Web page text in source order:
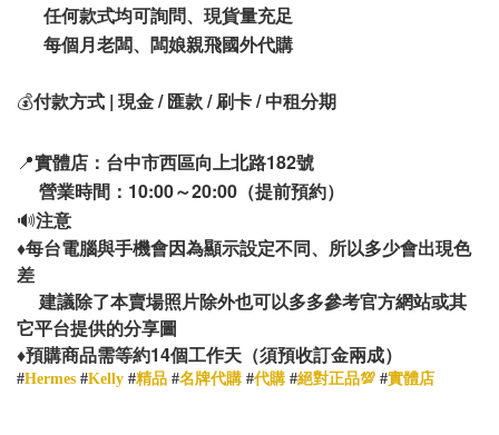
任何款式均可詢問、現貨量充足
每個月老闆、闆娘親飛國外代購
💰付款方式 | 現金 / 匯款 / 刷卡 / 中租分期
📍實體店：台中市西區向上北路182號
營業時間：10:00～20:00（提前預約）
🔊注意
♦️每台電腦與手機會因為顯示設定不同、所以多少會出現色
差
建議除了本賣場照片除外也可以多多參考官方網站或其
它平台提供的分享圖
♦️預購商品需等約14個工作天（須預收訂金兩成）
#Hermes #Kelly #精品 #名牌代購 #代購 #絕對正品💯 #實體店